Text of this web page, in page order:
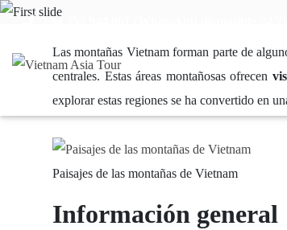
Las montañas Vietnam forman parte de
centrales. Estas áreas montañosas ofrecen
explorar estas regiones se ha convertido en
Paisajes de las montañas de Vietnam
Información general